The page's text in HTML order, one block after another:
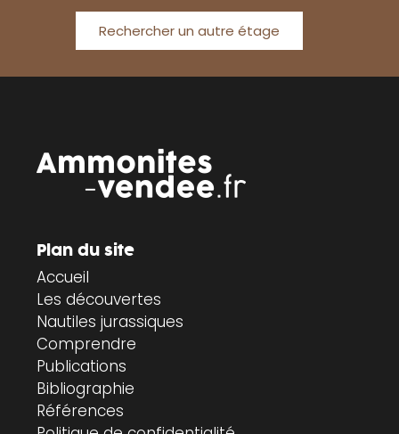
Rechercher un autre étage
Plan du site
Accueil
Les découvertes
Nautiles jurassiques
Comprendre
Publications
Bibliographie
Références